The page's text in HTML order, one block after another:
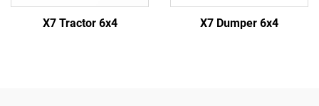
X7 Tractor 6x4 X7 Dumper 6x4